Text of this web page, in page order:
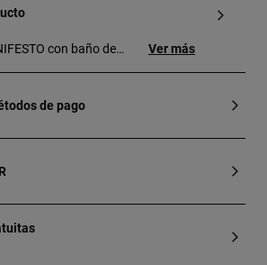
con baño de
con baño de oro de
mayor durabilidad
Ver más
de pago